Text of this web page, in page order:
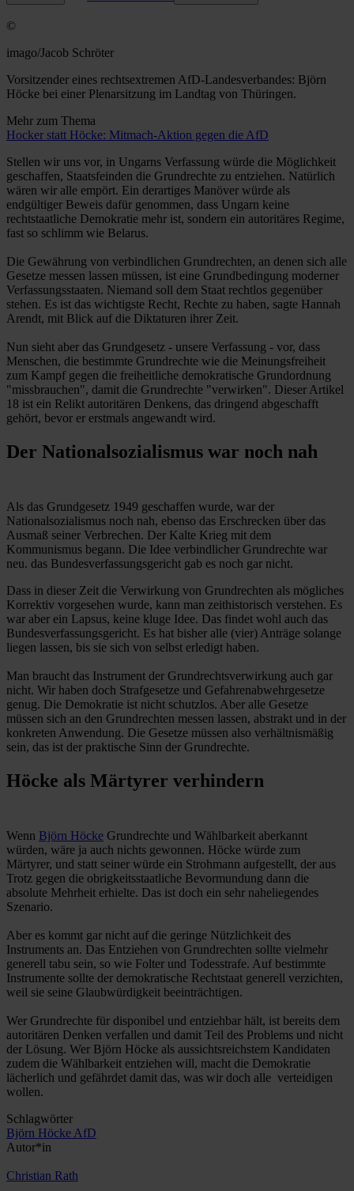
©
imago/Jacob Schröter
Vorsitzender eines rechtsextremen AfD-Landesverbandes: Björn
Höcke bei einer Plenarsitzung im Landtag von Thüringen.
Mehr zum Thema
Hocker statt Höcke: Mitmach-Aktion gegen die AfD
Stellen wir uns vor, in Ungarns Verfassung würde die Möglichkeit
geschaffen, Staatsfeinden die Grundrechte zu entziehen. Natürlich
wären wir alle empört. Ein derartiges Manöver würde als
endgültiger Beweis dafür genommen, dass Ungarn keine
rechtstaatliche Demokratie mehr ist, sondern ein autoritäres Regime,
fast so schlimm wie Belarus.
Die Gewährung von verbindlichen Grundrechten, an denen sich alle
Gesetze messen lassen müssen, ist eine Grundbedingung moderner
Verfassungsstaaten. Niemand soll dem Staat rechtlos gegenüber
stehen. Es ist das wichtigste Recht, Rechte zu haben, sagte Hannah
Arendt, mit Blick auf die Diktaturen ihrer Zeit.
Nun sieht aber das Grundgesetz - unsere Verfassung - vor, dass
Menschen, die bestimmte Grundrechte wie die Meinungsfreiheit
zum Kampf gegen die freiheitliche demokratische Grundordnung
"missbrauchen", damit die Grundrechte "verwirken". Dieser Artikel
18 ist ein Relikt autoritären Denkens, das dringend abgeschafft
gehört, bevor er erstmals angewandt wird.
Der Nationalsozialismus war noch nah
Als das Grundgesetz 1949 geschaffen wurde, war der
Nationalsozialismus noch nah, ebenso das Erschrecken über das
Ausmaß seiner Verbrechen. Der Kalte Krieg mit dem
Kommunismus begann. Die Idee verbindlicher Grundrechte war
neu. das Bundesverfassungsgericht gab es noch gar nicht.
Dass in dieser Zeit die Verwirkung von Grundrechten als mögliches
Korrektiv vorgesehen wurde, kann man zeithistorisch verstehen. Es
war aber ein Lapsus, keine kluge Idee. Das findet wohl auch das
Bundesverfassungsgericht. Es hat bisher alle (vier) Anträge solange
liegen lassen, bis sie sich von selbst erledigt haben.
Man braucht das Instrument der Grundrechtsverwirkung auch gar
nicht. Wir haben doch Strafgesetze und Gefahrenabwehrgesetze
genug. Die Demokratie ist nicht schutzlos. Aber alle Gesetze
müssen sich an den Grundrechten messen lassen, abstrakt und in der
konkreten Anwendung. Die Gesetze müssen also verhältnismäßig
sein, das ist der praktische Sinn der Grundrechte.
Höcke als Märtyrer verhindern
Wenn Björn Höcke Grundrechte und Wählbarkeit aberkannt
würden, wäre ja auch nichts gewonnen. Höcke würde zum
Märtyrer, und statt seiner würde ein Strohmann aufgestellt, der aus
Trotz gegen die obrigkeitsstaatliche Bevormundung dann die
absolute Mehrheit erhielte. Das ist doch ein sehr naheliegendes
Szenario.
Aber es kommt gar nicht auf die geringe Nützlichkeit des
Instruments an. Das Entziehen von Grundrechten sollte vielmehr
generell tabu sein, so wie Folter und Todesstrafe. Auf bestimmte
Instrumente sollte der demokratische Rechtstaat generell verzichten,
weil sie seine Glaubwürdigkeit beeinträchtigen.
Wer Grundrechte für disponibel und entziehbar hält, ist bereits dem
autoritären Denken verfallen und damit Teil des Problems und nicht
der Lösung. Wer Björn Höcke als aussichtsreichstem Kandidaten
zudem die Wählbarkeit entziehen will, macht die Demokratie
lächerlich und gefährdet damit das, was wir doch alle verteidigen
wollen.
Schlagwörter
Björn Höcke AfD
Autor*in
Christian Rath